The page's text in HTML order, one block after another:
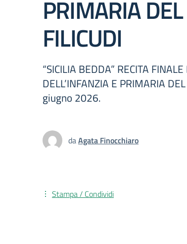
PRIMARIA
FILICUDI
“SICILIA BEDDA” RECITA
DELL’INFANZIA E PRIMARIA
giugno 2026.
daAgata Finocchiaro
Stampa / Condividi